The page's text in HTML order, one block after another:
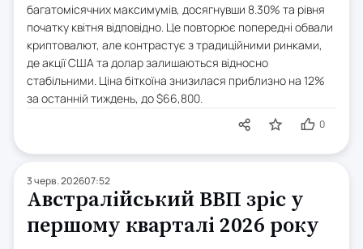
багатомісячних максимумів, досягнувши 8.30% та рівня
початку квітня відповідно. Це повторює попередні обвали
криптовалют, але контрастує з традиційними ринками,
де акції США та долар залишаються відносно
стабільними. Ціна біткоїна знизилася приблизно на 12%
за останній тиждень, до $66,800.
0
3 черв. 202607:52
Австралійський ВВП зріс у
першому кварталі 2026 року